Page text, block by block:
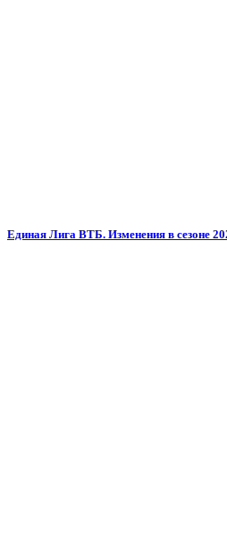
Единая Лига ВТБ. Изменения в сезоне